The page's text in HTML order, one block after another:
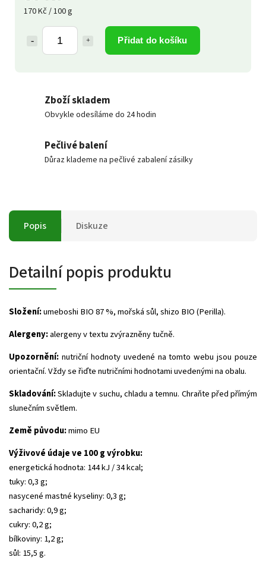
170 Kč / 100 g
Přidat do košíku
Zboží skladem
Obvykle odesíláme do 24 hodin
Pečlivé balení
Důraz klademe na pečlivé zabalení zásilky
Popis Diskuze
Detailní popis produktu
Složení:umeboshi BIO 87 %, mořská sůl, shizo BIO (Perilla).
Alergeny:alergeny v textu zvýrazněny tučně.
Upozornění: nutriční hodnoty uvedené na tomto webu jsou pouze
orientační. Vždy se řiďte nutričními hodnotami uvedenými na obalu.
Skladování:Skladujte v suchu, chladu a temnu. Chraňte před přímým
slunečním světlem.
Země původu:mimo EU
Výživové údaje ve 100 g výrobku:
energetická hodnota: 144 kJ / 34 kcal;
tuky: 0,3 g;
nasycené mastné kyseliny: 0,3 g;
sacharidy: 0,9 g;
cukry: 0,2 g;
bílkoviny: 1,2 g;
sůl: 15,5 g.